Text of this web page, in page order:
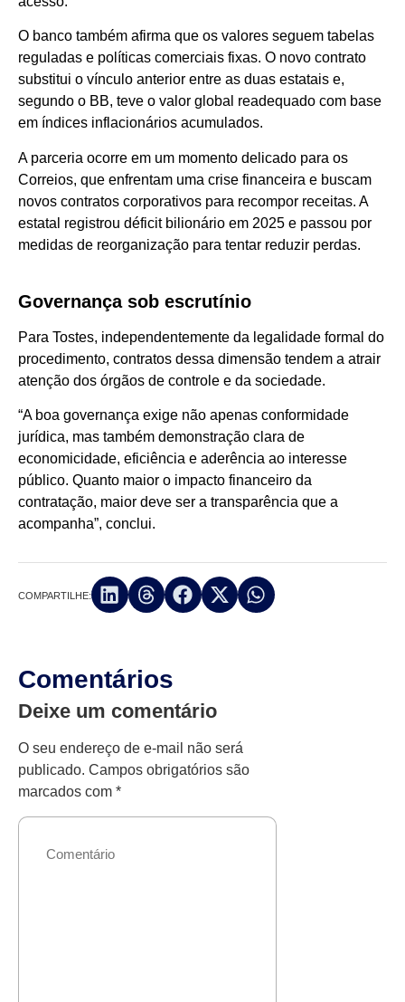
O banco também afirma que os valores seguem tabelas
reguladas e políticas comerciais fixas. O novo contrato
substitui o vínculo anterior entre as duas estatais e,
segundo o BB, teve o valor global readequado com base
em índices inflacionários acumulados.
A parceria ocorre em um momento delicado para os
Correios, que enfrentam uma crise financeira e buscam
novos contratos corporativos para recompor receitas. A
estatal registrou déficit bilionário em 2025 e passou por
medidas de reorganização para tentar reduzir perdas.
Governança sob escrutínio
Para Tostes, independentemente da legalidade formal do
procedimento, contratos dessa dimensão tendem a atrair
atenção dos órgãos de controle e da sociedade.
“A boa governança exige não apenas conformidade
jurídica, mas também demonstração clara de
economicidade, eficiência e aderência ao interesse
público. Quanto maior o impacto financeiro da
contratação, maior deve ser a transparência que a
acompanha”, conclui.
COMPARTILHE:
Comentários
Deixe um comentário
O seu endereço de e-mail não será
publicado. Campos obrigatórios são
marcados com *